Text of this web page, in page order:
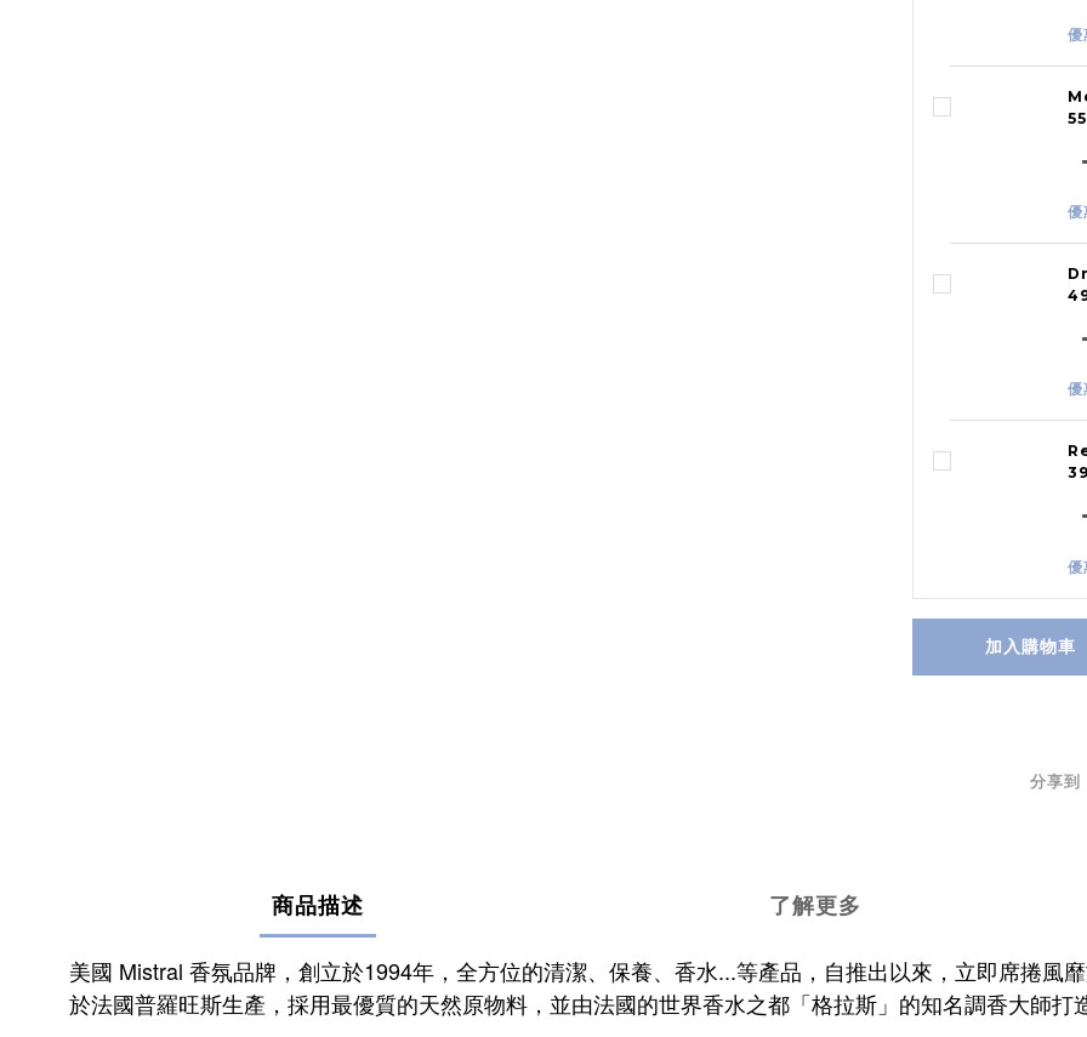
加入購物車
分享到
商品描述 了解更多
美國 Mistral 香氛品牌， 創立於1994年， 全方位的清潔、保養、香水...等產品，自推出以來，立即席捲風
於法國普羅旺斯生產，採用最優質的天然原物料，並由法國的世界香水之都「格拉斯」的知名調香大師打